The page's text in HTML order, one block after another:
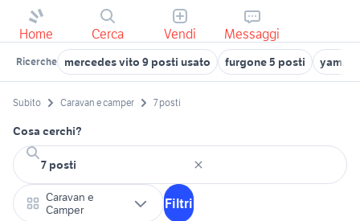
Home Cerca Vendi Messaggi
Ricerche mercedes vito 9 posti usato furgone 5 posti
Subito Caravan e camper 7 posti
Cosa cerchi?
Caravan e
Camper
Filtri